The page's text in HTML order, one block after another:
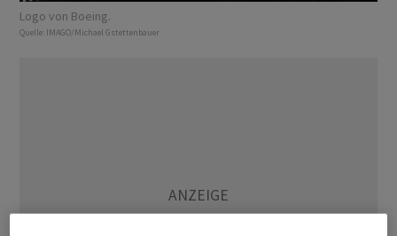
Logo von Boeing.
Quelle: IMAGO/Michael Gstettenbauer